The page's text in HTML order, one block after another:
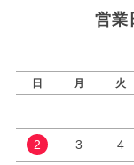
営業
日 月 火
2 3 4